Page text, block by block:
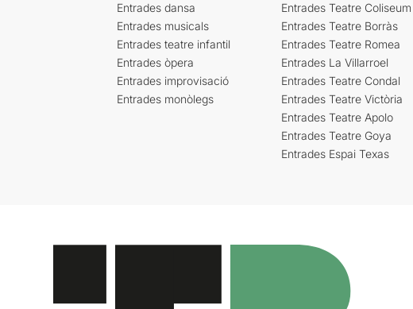
Entrades dansa
Entrades musicals
Entrades teatre infantil
Entrades òpera
Entrades improvisació
Entrades monòlegs
Entrades Teatre Coliseum
Entrades Teatre Borràs
Entrades Teatre Romea
Entrades La Villarroel
Entrades Teatre Condal
Entrades Teatre Victòria
Entrades Teatre Apolo
Entrades Teatre Goya
Entrades Espai Texas